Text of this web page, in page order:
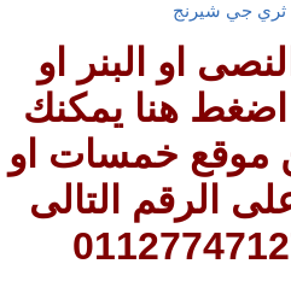
او البنر او
هنا يمكنك
موقع خمسات او
الرقم التالى